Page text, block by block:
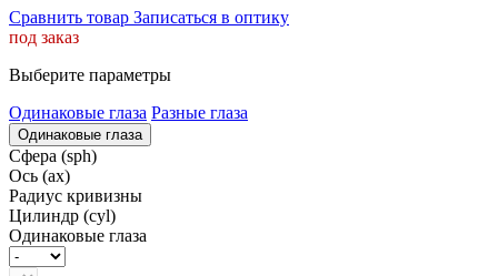
Сравнить товар Записаться в оптику
под заказ
Выберите параметры
Одинаковые глаза Разные глаза
Одинаковые глаза
Сфера (sph)
Ось (ax)
Радиус кривизны
Цилиндр (cyl)
Одинаковые глаза